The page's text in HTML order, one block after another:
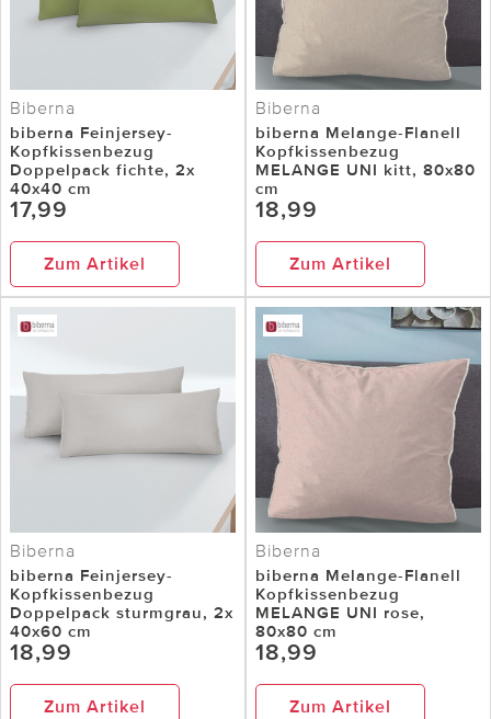
Biberna
biberna Feinjersey-
Kopfkissenbezug
Doppelpack fichte, 2x
40x40 cm
17,99
Zum Artikel
Biberna
biberna Melange-Flanell
Kopfkissenbezug
MELANGE UNI kitt, 80x80
cm
18,99
Zum Artikel
Biberna
biberna Feinjersey-
Kopfkissenbezug
Doppelpack sturmgrau, 2x
40x60 cm
18,99
Zum Artikel
Biberna
biberna Melange-Flanell
Kopfkissenbezug
MELANGE UNI rose,
80x80 cm
18,99
Zum Artikel